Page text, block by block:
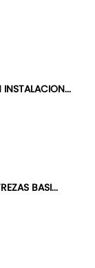
INSTALACION...
BASI...